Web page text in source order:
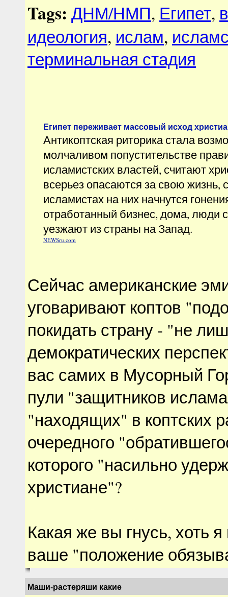
Tags: ДНМ/НМП, Египет,
идеология, ислам,
терминальная стадия
Египет переживает массовый исход
Антикоптская риторика стала
молчаливом попустительстве
исламистских властей, считают
всерьез опасаются за свою жизнь,
исламистах на них начнутся
отработанный бизнес, дома, люди
уезжают из страны на Запад.
NEWSru.com
Сейчас американские
уговаривают коптов
покидать страну - "не
демократических
вас самих в Мусорный
пули "защитников
"находящих" в коптских
очередного
которого "насильно
христиане"?
Какая же вы гнусь, хоть
ваше "положение
Маши-растеряши какие